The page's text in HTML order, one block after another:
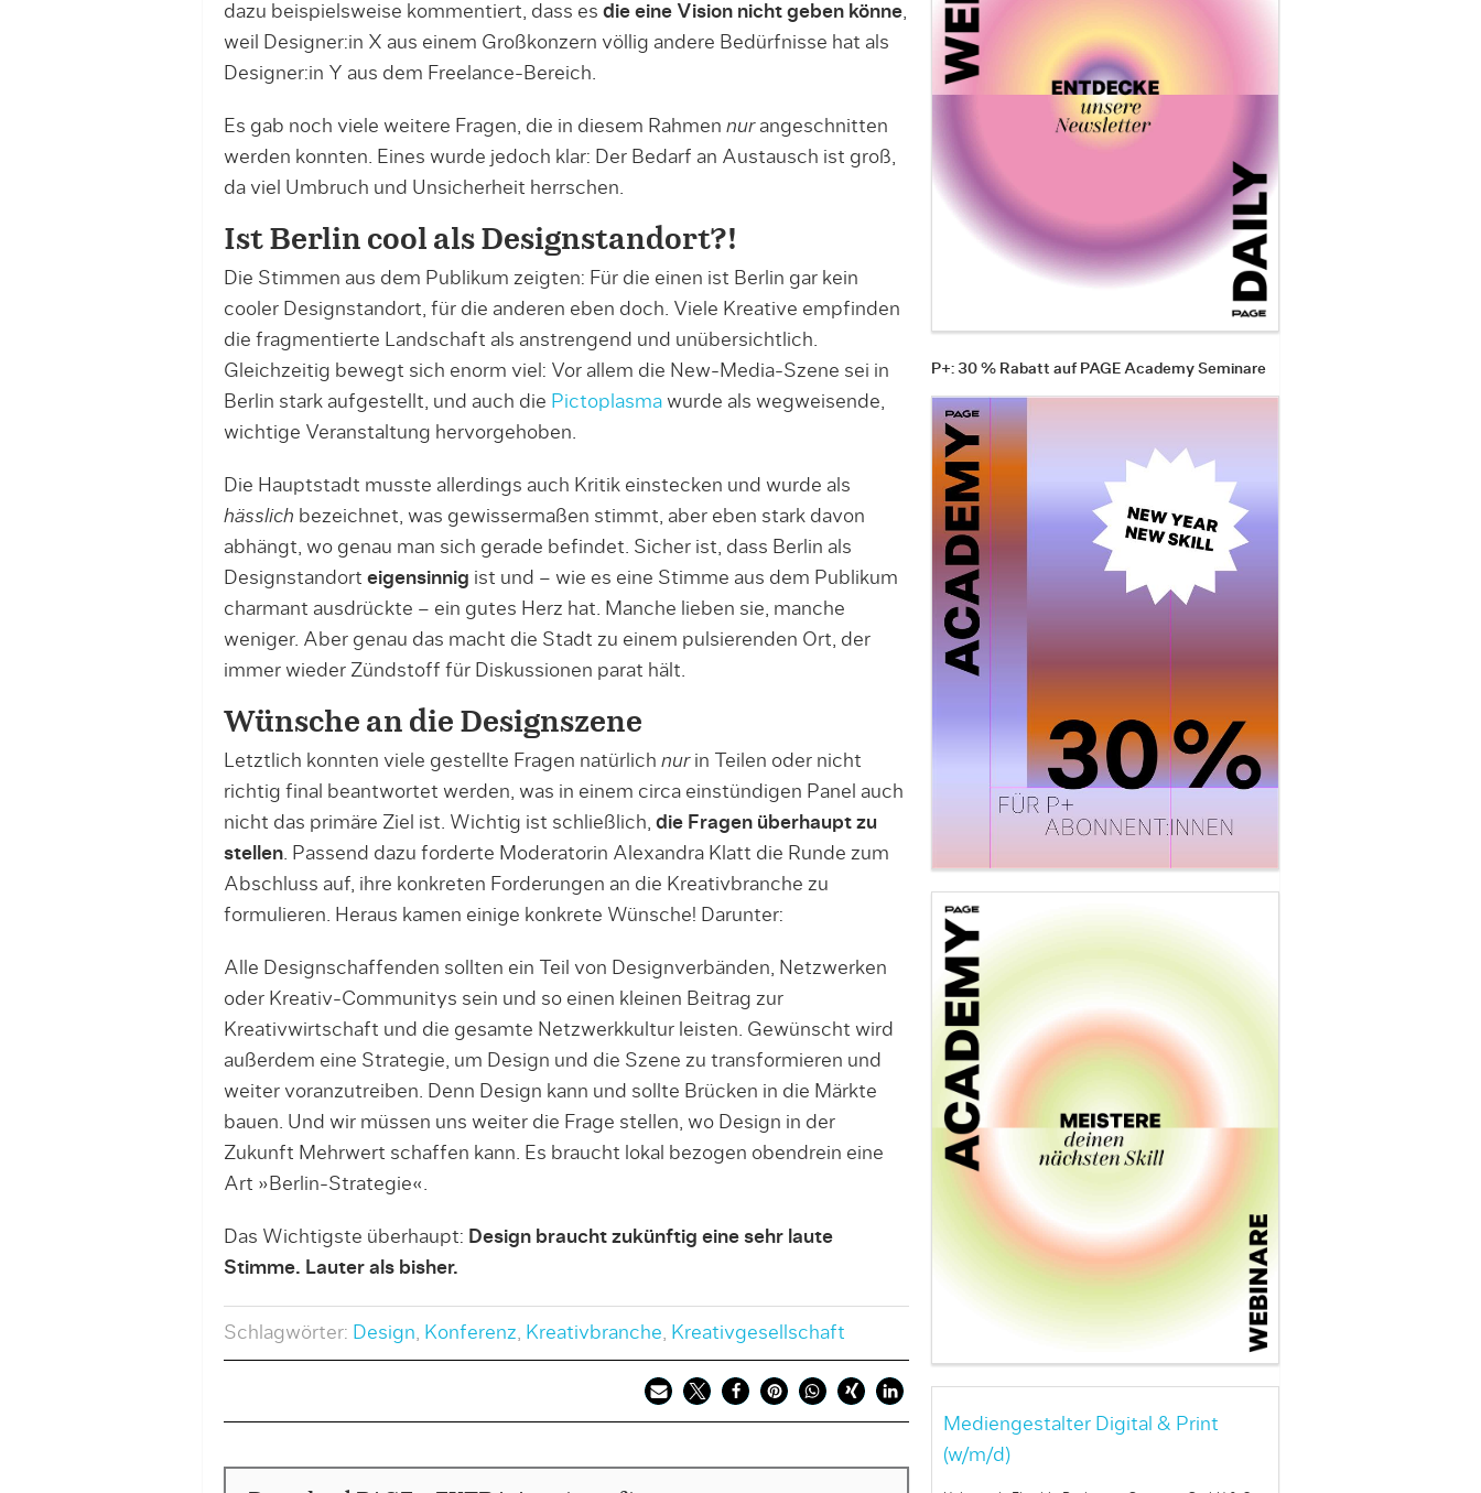
dazu beispielsweise kommentiert, dass es die eine Vision nicht geben könne,
weil Designer:in X aus einem Großkonzern völlig andere Bedürfnisse hat als
Designer:in Y aus dem Freelance-Bereich.
Es gab noch viele weitere Fragen, die in diesem Rahmen nurangeschnitten
werden konnten. Eines wurde jedoch klar: Der Bedarf an Austausch ist groß,
da viel Umbruch und Unsicherheit herrschen.
Ist Berlin cool als Designstandort?!
Die Stimmen aus dem Publikum zeigten: Für die einen ist Berlin gar kein
cooler Designstandort, für die anderen eben doch. Viele Kreative empfinden
die fragmentierte Landschaft als anstrengend und unübersichtlich.
Gleichzeitig bewegt sich enorm viel: Vor allem die New-Media-Szene sei in
Berlin stark aufgestellt, und auch die Pictoplasmawurde als wegweisende,
wichtige Veranstaltung hervorgehoben.
Die Hauptstadt musste allerdings auch Kritik einstecken und wurde als
hässlich bezeichnet, was gewissermaßen stimmt, aber eben stark davon
abhängt, wo genau man sich gerade befindet. Sicher ist, dass Berlin als
Designstandort eigensinnig ist und – wie es eine Stimme aus dem Publikum
charmant ausdrückte – ein gutes Herz hat. Manche lieben sie, manche
weniger. Aber genau das macht die Stadt zu einem pulsierenden Ort, der
immer wieder Zündstoff für Diskussionen parat hält.
Wünsche an die Designszene
Letztlich konnten viele gestellte Fragen natürlich nurin Teilen oder nicht
richtig final beantwortet werden, was in einem circa einstündigen Panel auch
nicht das primäre Ziel ist. Wichtig ist schließlich, die Fragen überhaupt zu
stellen. Passend dazu forderte Moderatorin Alexandra Klatt die Runde zum
Abschluss auf, ihre konkreten Forderungen an die Kreativbranche zu
formulieren. Heraus kamen einige konkrete Wünsche! Darunter:
Alle Designschaffenden sollten ein Teil von Designverbänden, Netzwerken
oder Kreativ-Communitys sein und so einen kleinen Beitrag zur
Kreativwirtschaft und die gesamte Netzwerkkultur leisten. Gewünscht wird
außerdem eine Strategie, um Design und die Szene zu transformieren und
weiter voranzutreiben. Denn Design kann und sollte Brücken in die Märkte
bauen. Und wir müssen uns weiter die Frage stellen, wo Design in der
Zukunft Mehrwert schaffen kann. Es braucht lokal bezogen obendrein eine
Art »Berlin-Strategie«.
Das Wichtigste überhaupt: Design braucht zukünftig eine sehr laute
Stimme. Lauter als bisher.
Schlagwörter: Design, Konferenz, Kreativbranche, Kreativgesellschaft
P+: 30 % Rabatt auf PAGE Academy Seminare
Mediengestalter Digital & Print
(w/m/d)